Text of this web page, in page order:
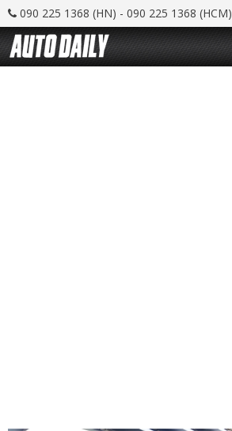
090 225 1368 (HN) - 090 225 1368 (HCM)